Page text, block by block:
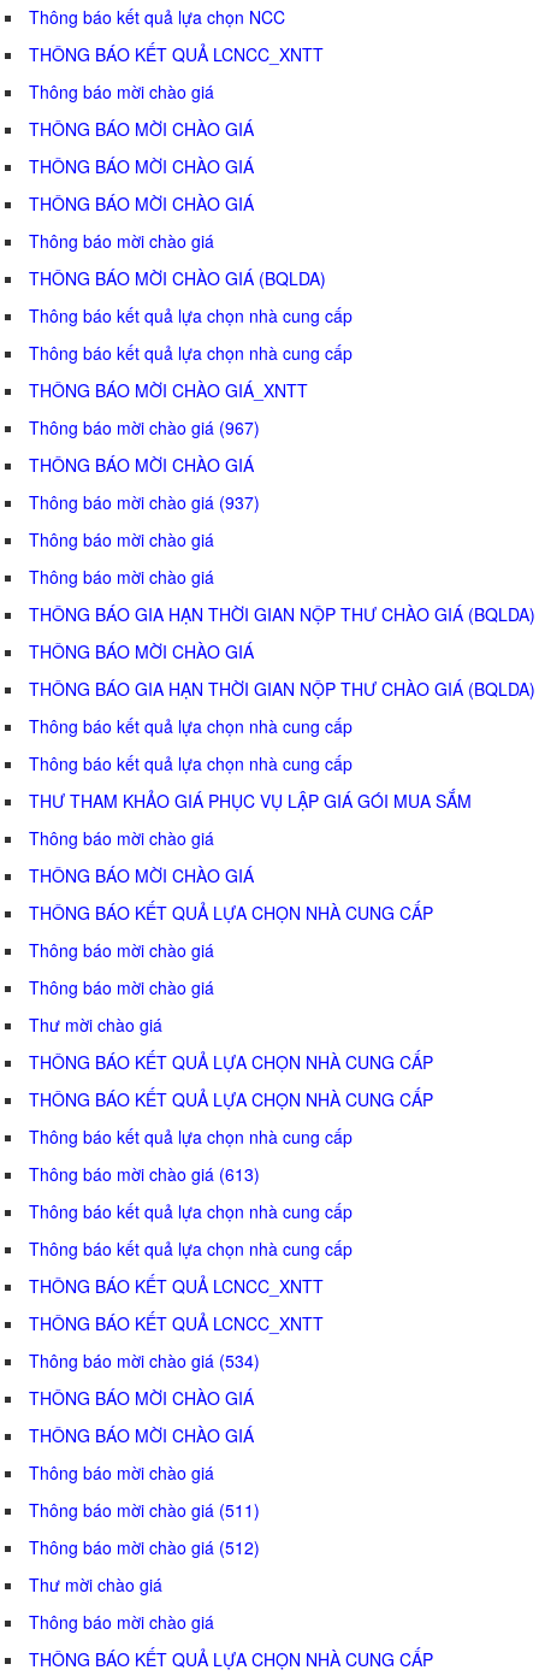
Thông báo kết quả lựa chọn NCC
THÔNG BÁO KẾT QUẢ LCNCC_XNTT
Thông báo mời chào giá
THÔNG BÁO MỜI CHÀO GIÁ
THÔNG BÁO MỜI CHÀO GIÁ
THÔNG BÁO MỜI CHÀO GIÁ
Thông báo mời chào giá
THÔNG BÁO MỜI CHÀO GIÁ (BQLDA)
Thông báo kết quả lựa chọn nhà cung cấp
Thông báo kết quả lựa chọn nhà cung cấp
THÔNG BÁO MỜI CHÀO GIÁ_XNTT
Thông báo mời chào giá (967)
THÔNG BÁO MỜI CHÀO GIÁ
Thông báo mời chào giá (937)
Thông báo mời chào giá
Thông báo mời chào giá
THÔNG BÁO GIA HẠN THỜI GIAN NỘP THƯ CHÀO GIÁ (BQLDA)
THÔNG BÁO MỜI CHÀO GIÁ
THÔNG BÁO GIA HẠN THỜI GIAN NỘP THƯ CHÀO GIÁ (BQLDA)
Thông báo kết quả lựa chọn nhà cung cấp
Thông báo kết quả lựa chọn nhà cung cấp
THƯ THAM KHẢO GIÁ PHỤC VỤ LẬP GIÁ GÓI MUA SẮM
Thông báo mời chào giá
THÔNG BÁO MỜI CHÀO GIÁ
THÔNG BÁO KẾT QUẢ LỰA CHỌN NHÀ CUNG CẤP
Thông báo mời chào giá
Thông báo mời chào giá
Thư mời chào giá
THÔNG BÁO KẾT QUẢ LỰA CHỌN NHÀ CUNG CẤP
THÔNG BÁO KẾT QUẢ LỰA CHỌN NHÀ CUNG CẤP
Thông báo kết quả lựa chọn nhà cung cấp
Thông báo mời chào giá (613)
Thông báo kết quả lựa chọn nhà cung cấp
Thông báo kết quả lựa chọn nhà cung cấp
THÔNG BÁO KẾT QUẢ LCNCC_XNTT
THÔNG BÁO KẾT QUẢ LCNCC_XNTT
Thông báo mời chào giá (534)
THÔNG BÁO MỜI CHÀO GIÁ
THÔNG BÁO MỜI CHÀO GIÁ
Thông báo mời chào giá
Thông báo mời chào giá (511)
Thông báo mời chào giá (512)
Thư mời chào giá
Thông báo mời chào giá
THÔNG BÁO KẾT QUẢ LỰA CHỌN NHÀ CUNG CẤP